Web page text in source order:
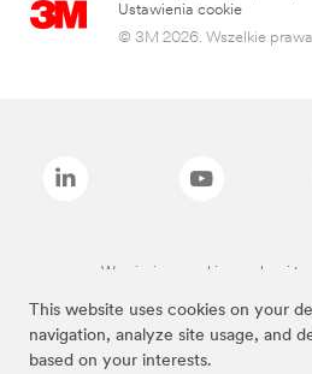
This website uses cookies on your
navigation, analyze site usage, and
based on your interests.
Ustawienia cookie
© 3M 2026. Wszelkie prawa
Wymienione marki są znakami